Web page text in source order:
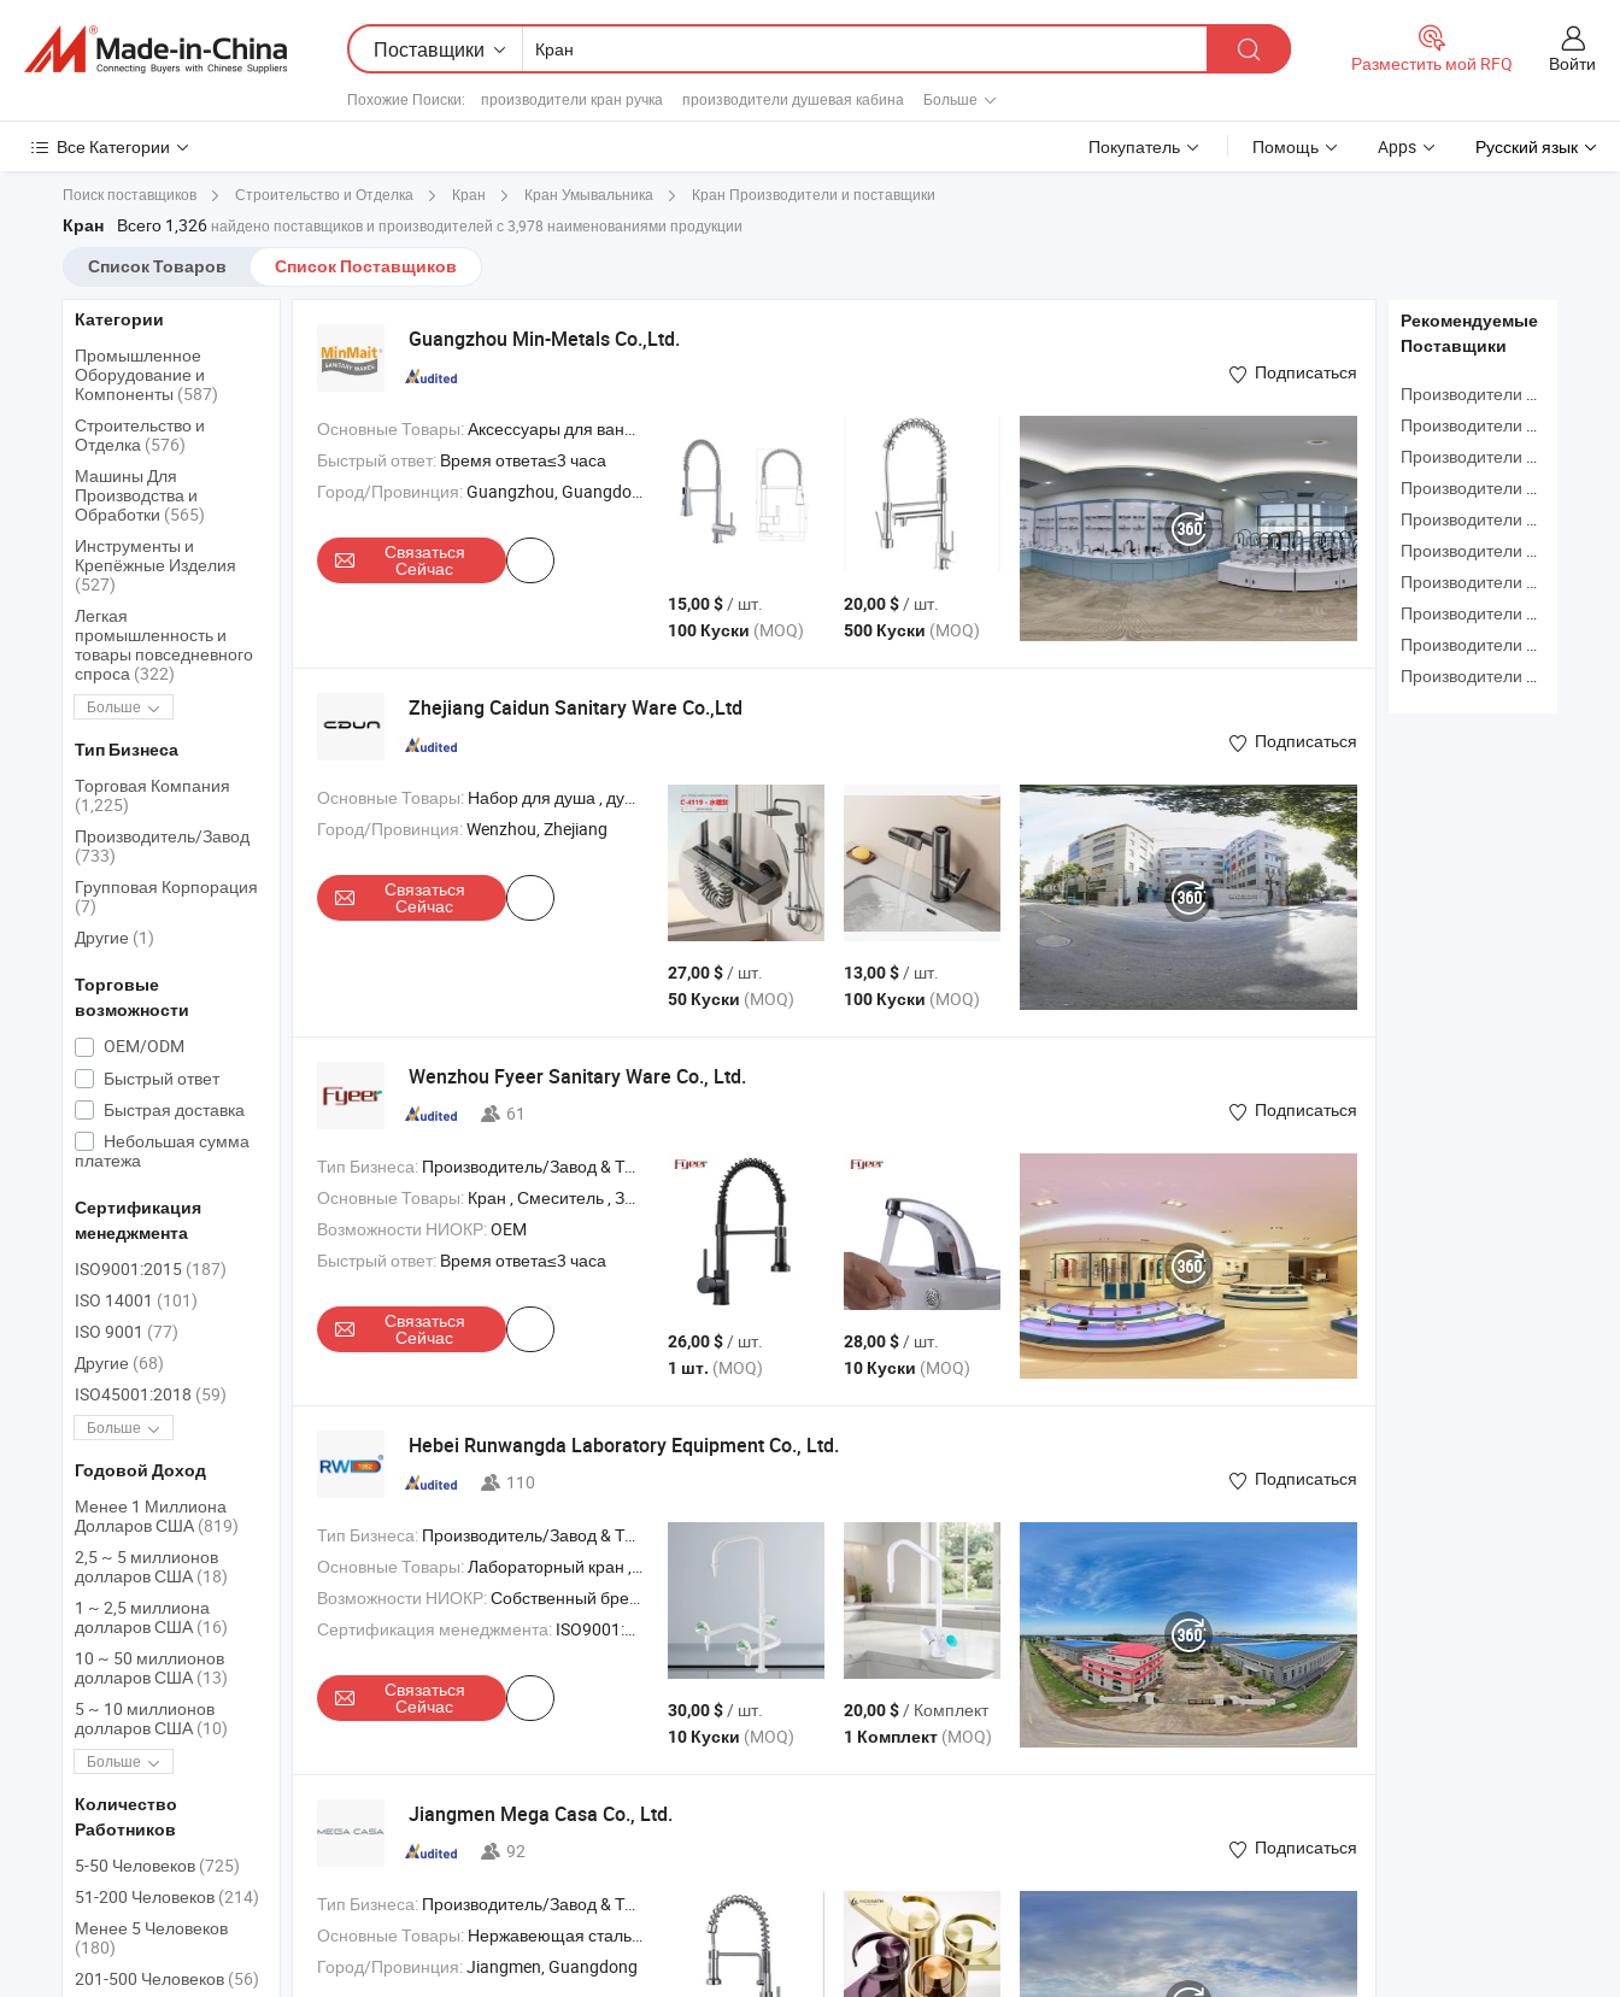
Поставщики
Похожие Поиски: производители кран ручка производители душевая кабина Больше
Разместить мой RFQ Войти
Все Категории Покупатель Помощь Apps Русский язык
Поиск поставщиков Строительство и Отделка Кран Кран Умывальника Кран Производители и поставщики
Кран Всего 1,326 найдено поставщиков и производителей с 3,978 наименованиями продукции
Список Товаров Список Поставщиков
Guangzhou Min-Metals Co.,Ltd.
Подписаться
Основные Товары:Аксессуары для ванной , душевой кран , кухонный кран , гостиничные принадлежности , шланг
Быстрый ответ: Время ответа≤3 часа
Город/Провинция:Guangzhou, Guangdong
Связаться
Сейчас
15,00 $/ шт.
100 Куски (MOQ)
20,00 $/ шт.
500 Куски (MOQ)
Zhejiang Caidun Sanitary Ware Co.,Ltd
Подписаться
Основные Товары: Набор для душа , душ , ручной душ , кран , смеситель
Город/Провинция:Wenzhou, Zhejiang
Связаться
Сейчас
27,00 $/ шт.
50 Куски (MOQ)
13,00 $/ шт.
100 Куски (MOQ)
Wenzhou Fyeer Sanitary Ware Co., Ltd.
61 Подписаться
Тип Бизнеса: Производитель/Завод & Торговая Компания
Основные Товары: Кран , Смеситель , Зеркало , Термостатический кран , Автоматический кран
Возможности НИОКР:OEM
Быстрый ответ: Время ответа≤3 часа
Связаться
Сейчас 26,00 $/ шт.
1 шт. (MOQ)
28,00 $/ шт.
10 Куски (MOQ)
Hebei Runwangda Laboratory Equipment Co., Ltd.
110 Подписаться
Тип Бизнеса: Производитель/Завод & Торговая Компания
Основные Товары:Лабораторный кран , аварийный душ для глаз , душ безопасности и промывание глаз , вытяжка для газов , раковина из полипропилена
Возможности НИОКР:Собственный бренд,ODM,OEM
Сертификация менеджмента: ISO9001:2015, ISO45001:2018, ISO14001, Другие
Связаться
Сейчас 30,00 $/ шт.
10 Куски (MOQ)
20,00 $/ Комплект
1 Комплект (MOQ)
Jiangmen Mega Casa Co., Ltd.
92 Подписаться
Тип Бизнеса: Производитель/Завод & Торговая Компания
Основные Товары: Нержавеющая сталь кран , нержавеющая сталь аксессуары для ванной , нержавеющая сталь раковина , душ , раковина кран
Город/Провинция:Jiangmen, Guangdong
Категории
Промышленное
Оборудование и
Компоненты (587)
Строительство и
Отделка (576)
Машины Для
Производства и
Обработки (565)
Инструменты и
Крепёжные Изделия
(527)
Легкая
промышленность и
товары повседневного
спроса (322)
Больше
Тип Бизнеса
Торговая Компания
(1,225)
Производитель/Завод
(733)
Групповая Корпорация
(7)
Другие (1)
Торговые
возможности
OEM/ODM
Быстрый ответ
Быстрая доставка
Небольшая сумма
платежа
Сертификация
менеджмента
ISO9001:2015 (187)
ISO 14001 (101)
ISO 9001 (77)
Другие (68)
ISO45001:2018 (59)
Больше
Годовой Доход
Менее 1 Миллиона
Долларов США (819)
2,5 ~ 5 миллионов
долларов США (18)
1 ~ 2,5 миллиона
долларов США (16)
10 ~ 50 миллионов
долларов США (13)
5 ~ 10 миллионов
долларов США (10)
Больше
Количество
Работников
5-50 Человеков (725)
51-200 Человеков (214)
Менее 5 Человеков
(180)
201-500 Человеков (56)
Рекомендуемые
Поставщики
Производители Сантехника
Производители Кухонный Миксер
Производители Нажмите
Производители Смеситель
Производители Смеситель Для Ванной
Производители Смеситель Для Ванны
Производители Латунный Кран
Производители Смеситель Для Душа
Производители Смеситель
Производители Крановое Оборудование